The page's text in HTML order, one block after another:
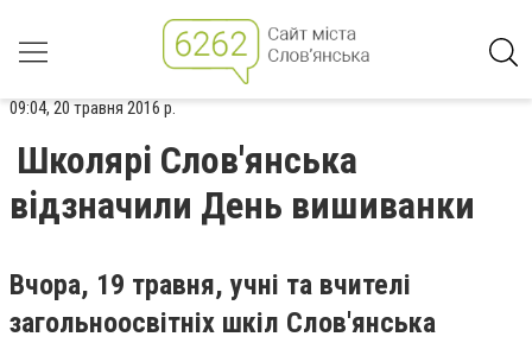
09:04, 20 травня 2016 р.
Школярі Слов'янська
відзначили День вишиванки
Вчора, 19 травня, учні та вчителі
загольноосвітніх шкіл Слов'янська